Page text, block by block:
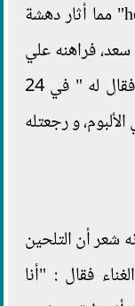
الألبوم ناقصة أغنية تتلحن وتبقي head" مما أثار دهشة
فراهنه علي
أن يلحن له أغنية في 24 ساعة فقط فقال له " في 24
و رجعتله
شعر أن التلحين
فقال : "أنا